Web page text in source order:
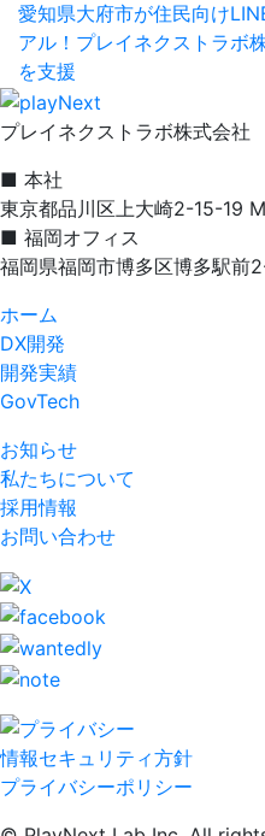
愛知県大府市が住民向け
アル！プレイネクストラボ
を支援
プレイネクストラボ株式会社
■ 本社
東京都品川区上大崎2-15-19
■ 福岡オフィス
福岡県福岡市博多区博多駅前
ホーム
DX開発
開発実績
GovTech
お知らせ
私たちについて
採用情報
お問い合わせ
情報セキュリティ方針
プライバシーポリシー